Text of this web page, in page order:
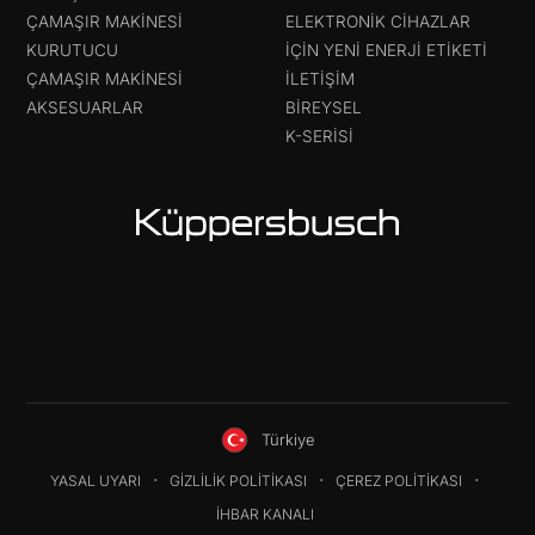
ÇAMAŞIR MAKINESI
KURUTUCU
ÇAMAŞIR MAKINESI
AKSESUARLAR
ELEKTRONIK CIHAZLAR
IÇIN YENI ENERJI ETIKETI
İLETIŞIM
BIREYSEL
K-SERISI
Türkiye
YASAL UYARI GIZLILIK POLITIKASI
ÇEREZ POLITIKASI
İHBAR KANALI